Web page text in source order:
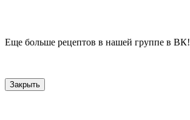
Еще больше рецептов в нашей группе в ВК!
Закрыть